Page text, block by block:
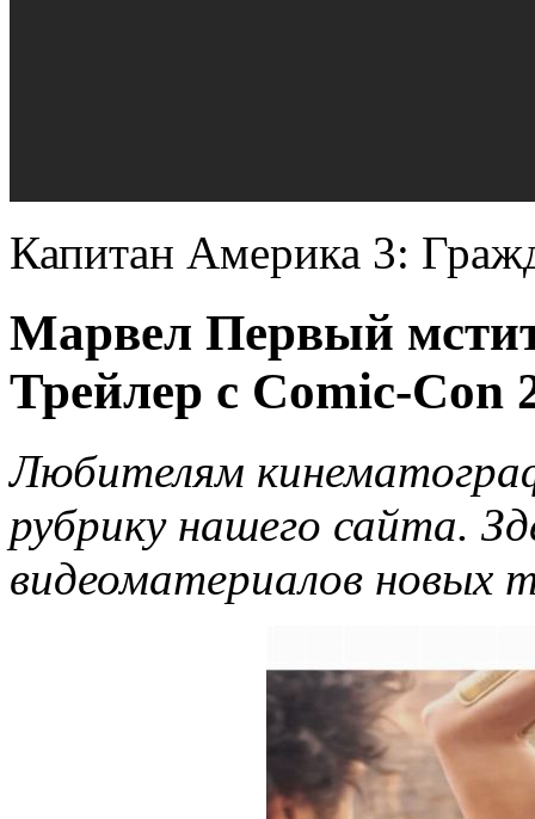
Капитан Америка 3:
Марвел Первый
Трейлер c Comic-Con
Любителям
рубрику нашего сайта.
видеоматериалов новых